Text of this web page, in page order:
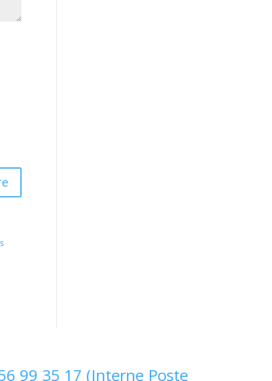
99 35 17 (Interne Poste